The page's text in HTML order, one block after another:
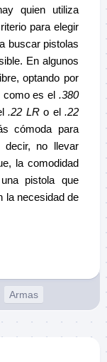
quien utiliza
para elegir
buscar pistolas
En algunos
optando por
como es el.380
.22 LRo el .22
cómoda para
no llevar
la comodidad
pistola que
la necesidad de
Armas